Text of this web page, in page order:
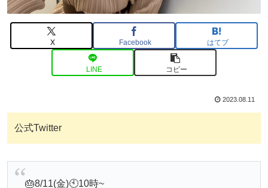
X Facebook はてブ
LINE コピー
2023.08.11
公式Twitter
🎂8/11(金)🕙10時~